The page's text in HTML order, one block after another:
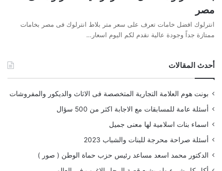
مصر
انترلوك افضل خامات تعرف على سعر متر بلاط انترلوك فى مصر بخامات
ممتازة جداً وجودة عالية نقدم لكم اليوم اسعار…
أحدث المقالات
بونت هوم العلامة التجارية المتخصصة فى الاثاث والديكور والمفروشات
أسئلة عامة للمسابقات مع الاجابة اكثر من 500 سؤال
اسماء بنات اسلامية لها معنى جميل
أسئلة صراحة محرجة للبنات والشباب 2023
الدكتور محمد اسعد مساعد رئيس حزب حماة الوطن ( صور )